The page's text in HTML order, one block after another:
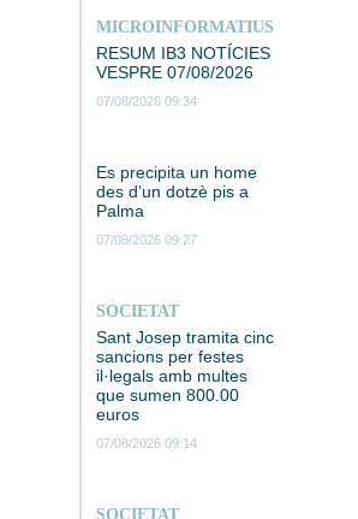
MICROINFORMATIUS
RESUM IB3 NOTÍCIES
VESPRE 07/08/2026
07/08/2026 09:34
Es precipita un home
des d’un dotzè pis a
Palma
07/08/2026 09:27
SOCIETAT
Sant Josep tramita cinc
sancions per festes
il·legals amb multes
que sumen 800.00
euros
07/08/2026 09:14
SOCIETAT